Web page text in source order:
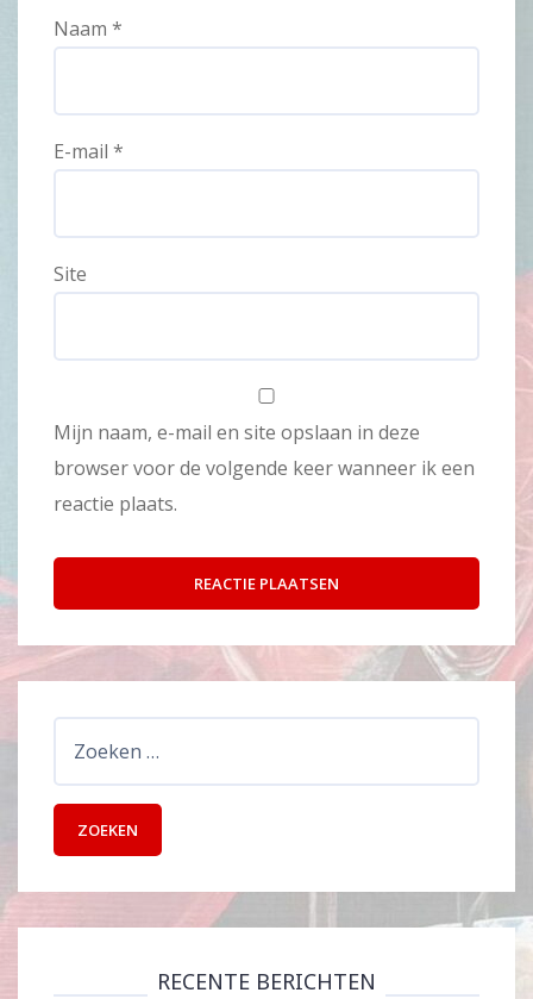
Naam *
E-mail *
Site
Mijn naam, e-mail en site opslaan in deze
browser voor de volgende keer wanneer ik een
reactie plaats.
RECENTE BERICHTEN